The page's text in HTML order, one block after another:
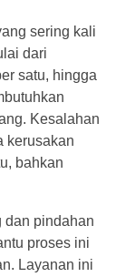
sering kali
dari
satu, hingga
Kesalahan
kerusakan
bahkan
dan pindahan
proses ini
Layanan ini